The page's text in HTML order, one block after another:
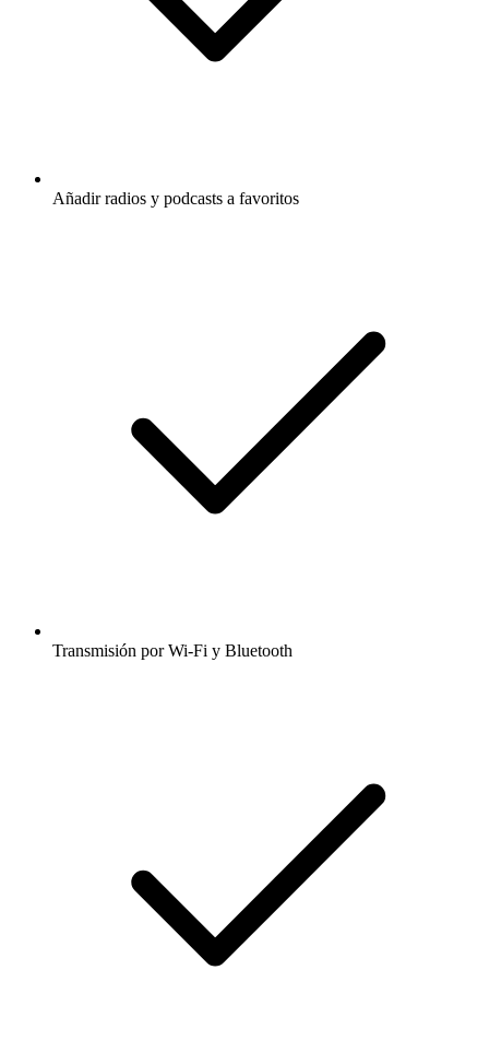
Añadir radios y podcasts a favoritos
Transmisión por Wi-Fi y Bluetooth